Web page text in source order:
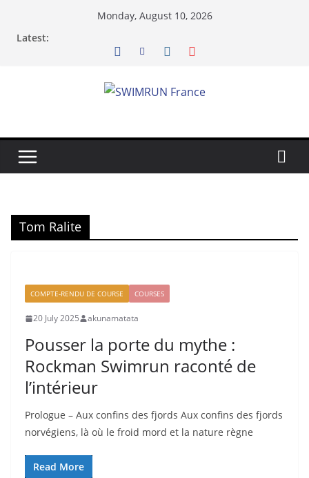
Monday, August 10, 2026
Latest:
Tom Ralite
COMPTE-RENDU DE COURSE COURSES
20 July 2025 akunamatata
Pousser la porte du mythe :
Rockman Swimrun raconté de
l’intérieur
Prologue – Aux confins des fjords Aux confins des fjords
norvégiens, là où le froid mord et la nature règne
Read More